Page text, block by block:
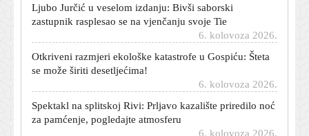
zastupnik rasplesao se na vjenčanju svoje Tie
6. kolovoza 2026.
Otkriveni razmjeri ekološke katastrofe u Gospiću: Šteta
se može širiti desetljećima!
Spektakl na splitskoj Rivi: Prljavo kazalište priredilo noć
za pamćenje, pogledajte atmosferu